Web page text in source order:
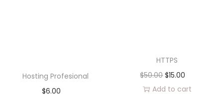
Hosting Profesional
$6.00
HTTPS
$50.00 $15.00
Add to cart